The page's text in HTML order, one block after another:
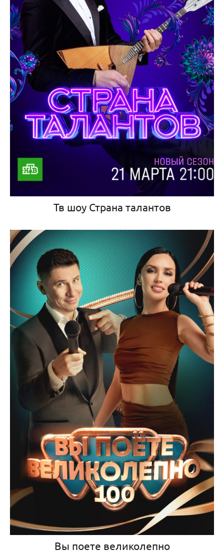
Тв шоу Страна талантов
Вы поете великолепно